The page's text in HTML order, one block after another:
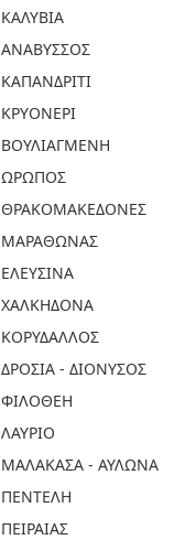
ΚΑΛΥΒΙΑ
ΑΝΑΒΥΣΣΟΣ
ΚΑΠΑΝΔΡΙΤΙ
ΚΡΥΟΝΕΡΙ
ΒΟΥΛΙΑΓΜΕΝΗ
ΩΡΩΠΟΣ
ΘΡΑΚΟΜΑΚΕΔΟΝΕΣ
ΜΑΡΑΘΩΝΑΣ
ΕΛΕΥΣΙΝΑ
ΧΑΛΚΗΔΟΝΑ
ΚΟΡΥΔΑΛΛΟΣ
ΔΡΟΣΙΑ - ΔΙΟΝΥΣΟΣ
ΦΙΛΟΘΕΗ
ΛΑΥΡΙΟ
ΜΑΛΑΚΑΣΑ - ΑΥΛΩΝΑ
ΠΕΝΤΕΛΗ
ΠΕΙΡΑΙΑΣ